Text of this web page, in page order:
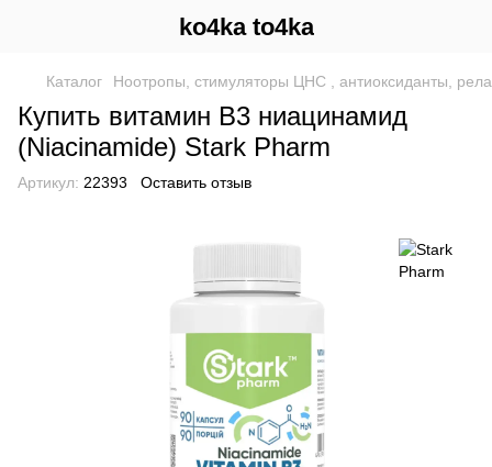
ko4ka to4ka
Каталог Ноотропы, стимуляторы ЦНС , антиоксиданты,
Купить витамин B3 ниацинамид
(Niacinamide) Stark Pharm
Артикул: 22393 Оставить отзыв